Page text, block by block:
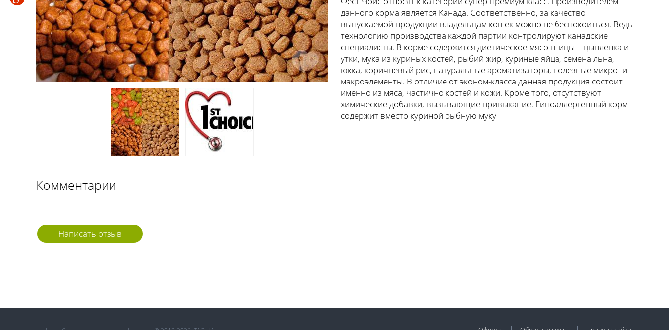
данного корма является Канада. Соответственно, за качество
выпускаемой продукции владельцам кошек можно не беспокоиться. Ведь
технологию производства каждой партии контролируют канадские
специалисты. В корме содержится диетическое мясо птицы – цыпленка и
утки, мука из куриных костей, рыбий жир, куриные яйца, семена льна,
юкка, коричневый рис, натуральные ароматизаторы, полезные микро- и
макроэлементы. В отличие от эконом-класса данная продукция состоит
именно из мяса, частично костей и кожи. Кроме того, отсутствуют
химические добавки, вызывающие привыкание. Гипоаллергенный корм
содержит вместо куриной рыбную муку
Комментарии
Написать отзыв